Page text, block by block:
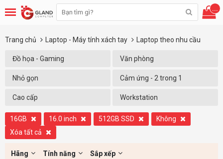
...
Trang chủ Laptop - Máy tính xách tay Laptop theo nhu cầu
Đồ họa - Gaming Văn phòng
Nhỏ gọn Cảm ứng - 2 trong 1
Cao cấp Workstation
16GB 16.0 inch 512GB SSD
Không
Xóa tất cả
Hãng Tính năng Sắp xếp